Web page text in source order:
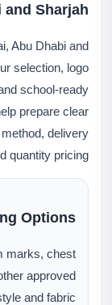
and Sharjah
Abu Dhabi and
selection, logo
school-ready
prepare clear
delivery
quantity pricing.
Options
marks, chest
approved
and fabric.